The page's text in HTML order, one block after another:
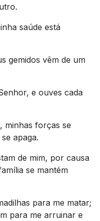
saúde está
gemidos vêm de um
e ouves cada
minhas forças se
apaga.
de mim, por causa
se mantém
para me matar;
para me arruinar e